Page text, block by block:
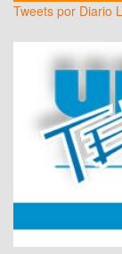
Tweets por Diario